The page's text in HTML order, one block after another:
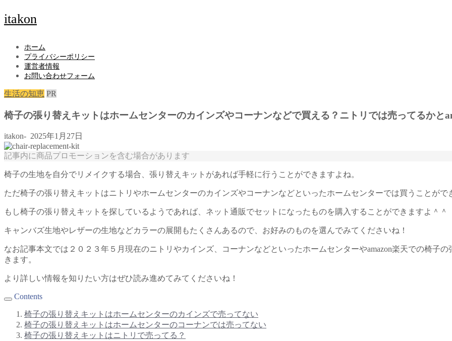
itakon
ホーム
プライバシーポリシー
運営者情報
お問い合わせフォーム
生活の知恵 PR
椅子の張り替えキットはホームセンターのカインズやコーナンなどで買える？ニトリでは売ってるかと
itakon- 2025年1月27日
記事内に商品プロモーションを含む場合があります
椅子の生地を自分でリメイクする場合、張り替えキットがあれば手軽に行うことができますよね。
ただ椅子の張り替えキットはニトリやホームセンターのカインズやコーナンなどといったホームセンターでは買うことがで
もし椅子の張り替えキットを探しているようであれば、ネット通販でセットになったものを購入することができますよ＾＾
キャンバズ生地やレザーの生地などカラーの展開もたくさんあるので、お好みのものを選んでみてくださいね！
なお記事本文では２０２３年５月現在のニトリやカインズ、コーナンなどといったホームセンターやamazon楽天での椅子
きます。
より詳しい情報を知りたい方はぜひ読み進めてみてくださいね！
Contents
椅子の張り替えキットはホームセンターのカインズで売ってない
椅子の張り替えキットはホームセンターのコーナンでは売ってない
椅子の張り替えキットはニトリで売ってる？